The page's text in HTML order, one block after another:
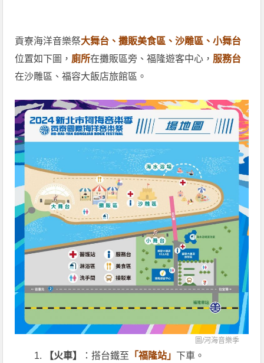
貢寮海洋音樂祭大舞台、攤販美食區、沙雕區、小舞台
位置如下圖， 廁所在攤販區旁、福隆遊客中心， 服務台
在沙雕區、福容大飯店旅館區。
圖/河海音樂季
【火車】 ：搭台鐵至 「福隆站」 下車。